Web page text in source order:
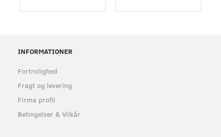
INFORMATIONER
Fortrolighed
Fragt og levering
Firma profil
Betingelser & Vilkår